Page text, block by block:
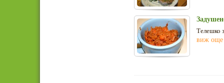
Телешко
виж още